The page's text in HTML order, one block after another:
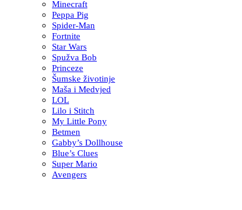
Minecraft
Peppa Pig
Spider-Man
Fortnite
Star Wars
Spužva Bob
Princeze
Šumske životinje
Maša i Medvjed
LOL
Lilo i Stitch
My Little Pony
Betmen
Gabby’s Dollhouse
Blue’s Clues
Super Mario
Avengers